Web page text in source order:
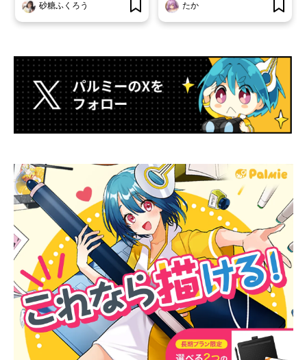
砂糖ふくろう たか